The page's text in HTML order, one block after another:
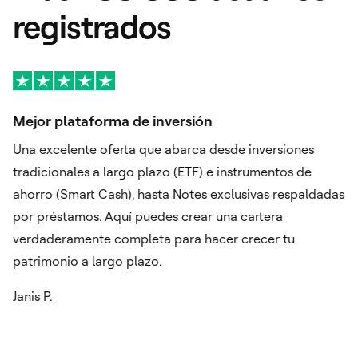
registrados
Mejor plataforma de inversión
Una excelente oferta que abarca desde inversiones
tradicionales a largo plazo (ETF) e instrumentos de
ahorro (Smart Cash), hasta Notes exclusivas respaldadas
por préstamos. Aquí puedes crear una cartera
verdaderamente completa para hacer crecer tu
patrimonio a largo plazo.
Janis P.